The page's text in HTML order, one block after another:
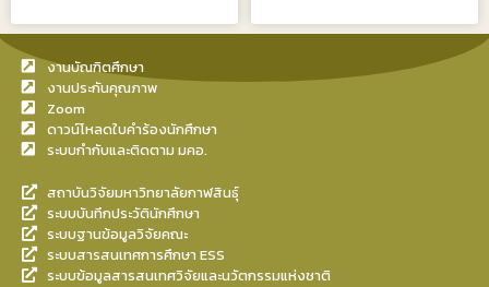
งานบัณฑิตศึกษา
งานประกันคุณภาพ
Zoom
ดาวน์โหลดใบคำร้องนักศึกษา
ระบบกำกับและติดตาม มคอ.
สถาบันวิจัยมหาวิทยาลัยกาฬสินธุ์
ระบบบันทึกประวัตินักศึกษา
ระบบฐานข้อมูลวิจัยคณะ
ระบบสารสนเทศการศึกษา ESS
ระบบข้อมูลสารสนเทศวิจัยและนวัตกรรมแห่งชาติ